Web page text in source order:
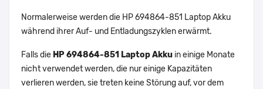
Normalerweise werden die HP 694864-851 Laptop Akku
während ihrer Auf- und Entladungszyklen erwärmt.
Falls die HP 694864-851 Laptop Akku in einige Monate
nicht verwendet werden, die nur einige Kapazitäten
verlieren werden, sie treten keine Störung auf, vor dem